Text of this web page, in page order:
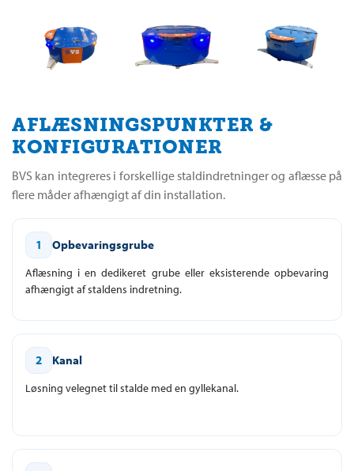
AFLÆSNINGSPUNKTER &
KONFIGURATIONER
BVS kan integreres i forskellige staldindretninger og aflæsse på
flere måder afhængigt af din installation.
1 Opbevaringsgrube
Aflæsning i en dedikeret grube eller eksisterende opbevaring
afhængigt af staldens indretning.
2 Kanal
Løsning velegnet til stalde med en gyllekanal.